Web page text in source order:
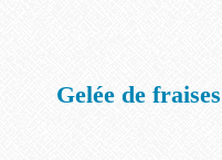
Gelée de